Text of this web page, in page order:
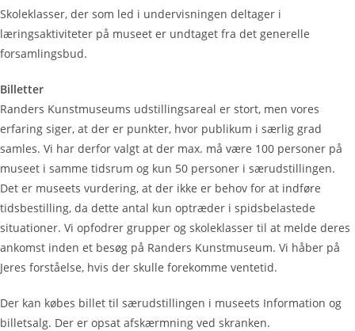
Skoleklasser, der som led i undervisningen deltager i
læringsaktiviteter på museet er undtaget fra det generelle
forsamlingsbud.
Billetter
Randers Kunstmuseums udstillingsareal er stort, men vores
erfaring siger, at der er punkter, hvor publikum i særlig grad
samles. Vi har derfor valgt at der max. må være 100 personer på
museet i samme tidsrum og kun 50 personer i særudstillingen.
Det er museets vurdering, at der ikke er behov for at indføre
tidsbestilling, da dette antal kun optræder i spidsbelastede
situationer. Vi opfodrer grupper og skoleklasser til at melde deres
ankomst inden et besøg på Randers Kunstmuseum. Vi håber på
Jeres forståelse, hvis der skulle forekomme ventetid.
Der kan købes billet til særudstillingen i museets Information og
billetsalg. Der er opsat afskærmning ved skranken.